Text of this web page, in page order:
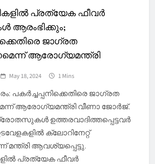
പ്രത്യേക ഫീവർ
ആരംഭിക്കും;
ജാഗ്രത
ആരോ​ഗ്യമന്ത്രി
May 18, 2024 1 Mins
പകർച്ചപ്പനിക്കെതിരെ ജാഗ്രത
ആരോഗ്യമന്ത്രി വീണാ ജോർജ്.
ഉത്തരവാദിത്തപ്പെട്ടവർ
ക്ലോറിനേറ്റ്
ആവശ്യപ്പെട്ടു.
പ്രത്യേക ഫീവർ